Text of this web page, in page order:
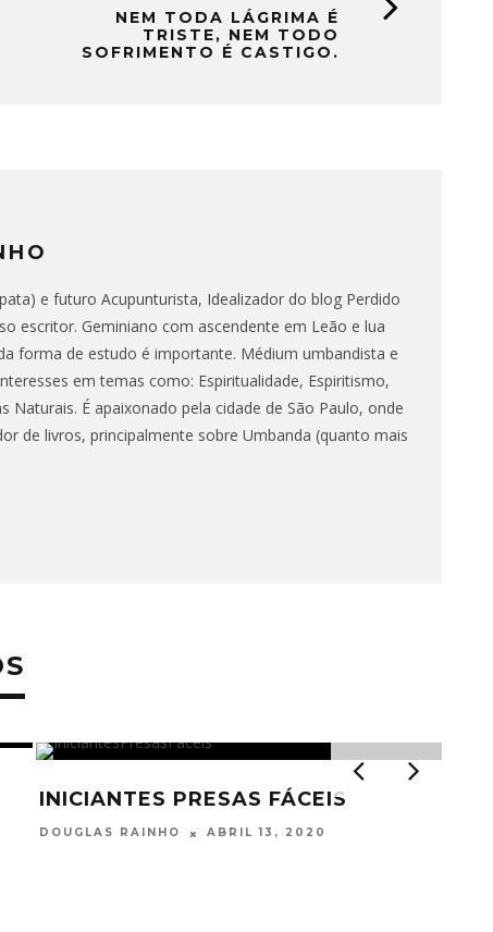
NEM TODA LÁGRIMA É
TRISTE, NEM TODO
SOFRIMENTO É CASTIGO.
e futuro Acupunturista, Idealizador do blog Perdido
escritor. Geminiano com ascendente em Leão e lua
forma de estudo é importante. Médium umbandista e
em temas como: Espiritualidade, Espiritismo,
Naturais. É apaixonado pela cidade de São Paulo, onde
de livros, principalmente sobre Umbanda (quanto mais
INICIANTES PRESAS FÁCEIS
DOUGLAS RAINHO ABRIL 13, 2020